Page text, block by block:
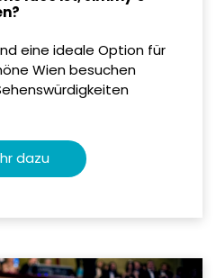
eine ideale Option für
Wien besuchen
dazu